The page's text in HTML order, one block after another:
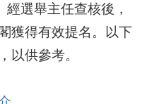
選舉主任查核後，
獲得有效提名。以下
以供參考。